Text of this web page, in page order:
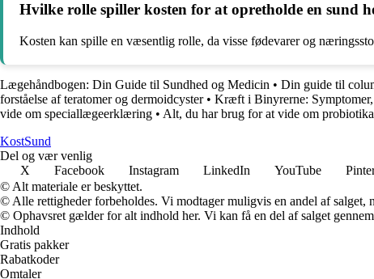
Hvilke rolle spiller kosten for at opretholde en sund
Kosten kan spille en væsentlig rolle, da visse fødevarer og
Lægehåndbogen: Din Guide til Sundhed og Medicin • Din guide til
forståelse af teratomer og dermoidcyster• Kræft i Binyrerne:
vide om speciallægeerklæring • Alt, du har brug for at vide om
KostSund
Del og vær venlig
X
Facebook Instagram LinkedIn YouTube
© Alt materiale er beskyttet.
© Alle rettigheder forbeholdes. Vi modtager muligvis en andel af salget,
© Ophavsret gælder for alt indhold her. Vi kan få en del af salget
Indhold
Gratis pakker
Rabatkoder
Omtaler